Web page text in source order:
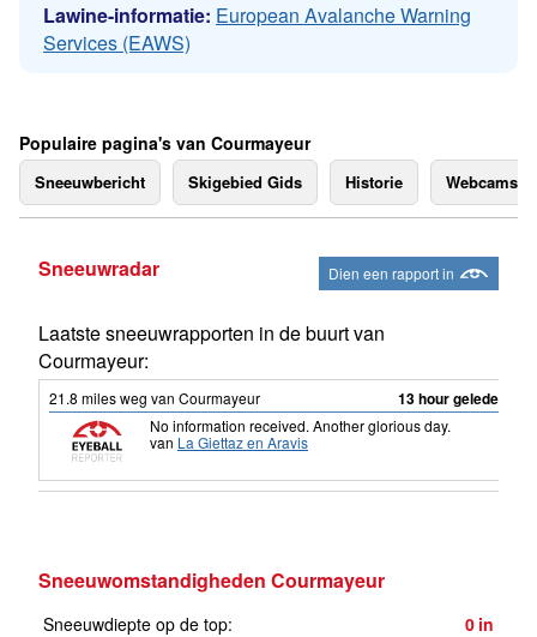
Lawine-informatie: European Avalanche Warning
Services (EAWS)
Populaire pagina's van Courmayeur
Sneeuwbericht Skigebied Gids Historie Webcams
Sneeuwradar Dien een rapport in
Laatste sneeuwrapporten in de buurt van
Courmayeur:
21.8 milesweg van Courmayeur 13 hour geleden
No information received. Another glorious day.
van La Giettaz en Aravis
Sneeuwomstandigheden Courmayeur
Sneeuwdiepte op de top: 0 in